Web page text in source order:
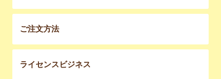
ご注文方法
ライセンスビジネス